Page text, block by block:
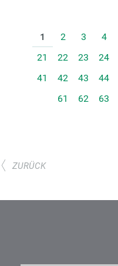
1 2 3 4
21
22 23 24
41
42 43 44
61
62 63
ZURÜCK